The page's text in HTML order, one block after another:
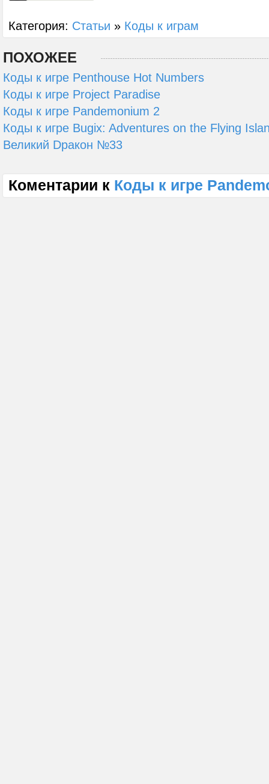
Категория: Статьи » Коды к играм
ПОХОЖЕЕ
Коды к игре Penthouse Hot Numbers
Коды к игре Project Paradise
Коды к игре Pandemonium 2
Коды к игре Bugix: Adventures on the Flying
Великий Dракон №33
Коментарии к Коды к игре